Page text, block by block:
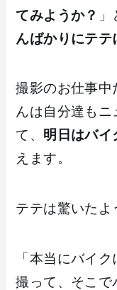
てみようか？
んばかりにテテ
撮影のお仕事中
んは自分達もニ
て、 明日はバイ
えます。
テテは驚いたよ
「本当にバイ
撮って、そこで